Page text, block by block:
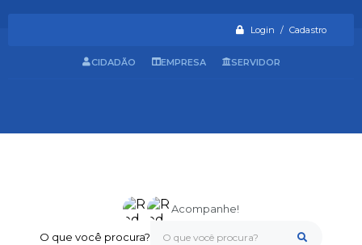
Login / Cadastro
O que você procura?
Acompanhe!
CIDADÃO EMPRESA SERVIDOR